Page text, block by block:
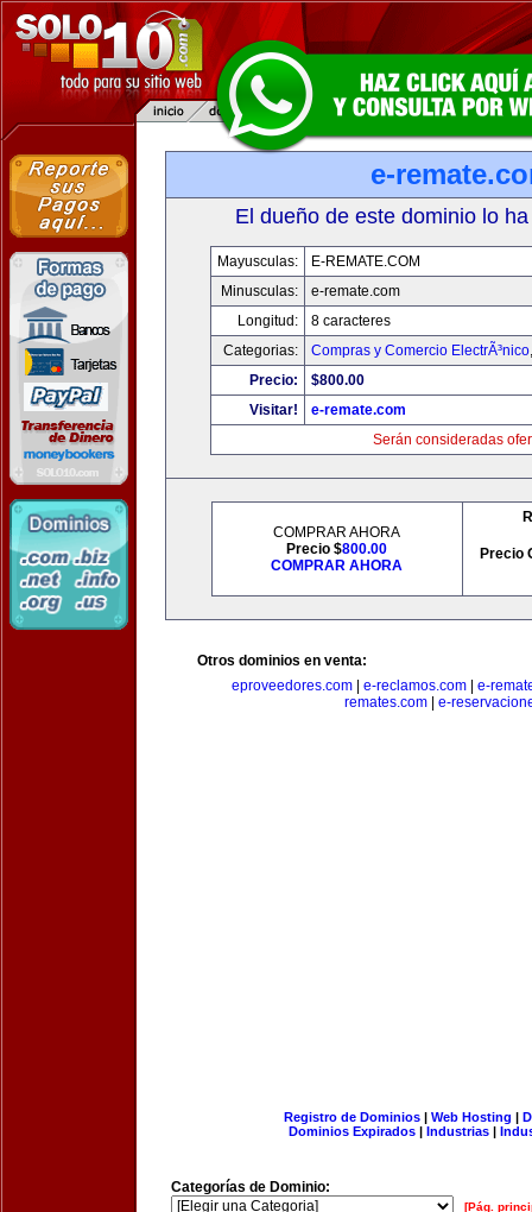
e-
El dueño de este dominio lo
Mayusculas:
E-REMATE.COM
Minusculas:
e-remate.com
Longitud:
8 caracteres
Categorias:
Compras y Comercio ElectrÃ³nico
Precio:
$800.00
Visitar!
e-remate.com
Serán consideradas
COMPRAR AHORA
Precio $800.00
COMPRAR AHORA
Precio
Otros dominios en venta:
eproveedores.com
e-reclamos.com
e-
remates.com| e-
Registro de Dominios| Web Hosting |
Dominios Expirados | Industrias |
Categorías de Dominio:
[Pág.